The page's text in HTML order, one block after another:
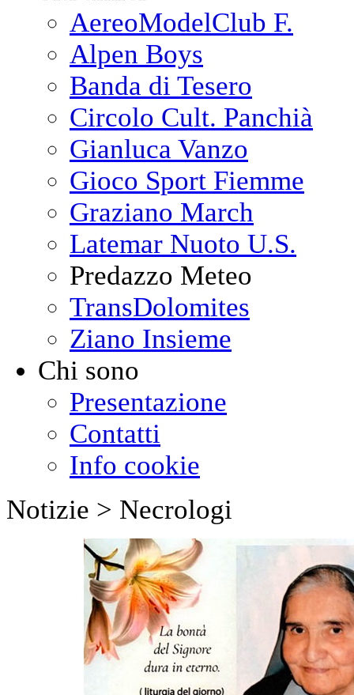
AereoModelClub F.
Alpen Boys
Banda di Tesero
Circolo Cult. Panchià
Gianluca Vanzo
Gioco Sport Fiemme
Graziano March
Latemar Nuoto U.S.
Predazzo Meteo
TransDolomites
Ziano Insieme
Chi sono
Presentazione
Contatti
Info cookie
Notizie > Necrologi